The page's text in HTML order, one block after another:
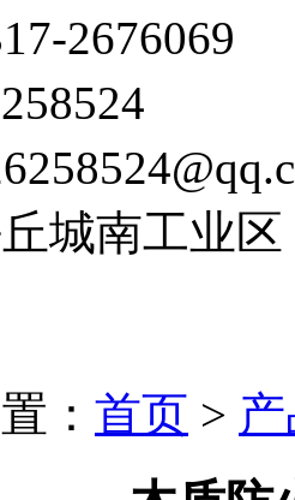
2676069
城南工业区
： 首页 >